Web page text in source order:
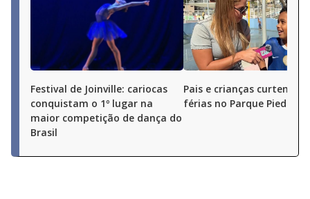
Festival de Joinville: cariocas
conquistam o 1º lugar na
maior competição de dança do
Brasil
Pais e crianças curtem as
férias no Parque Piedade